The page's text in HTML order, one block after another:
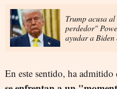
Trump acusa
perdedor"
ayudar a Biden
En este sentido, ha admitido